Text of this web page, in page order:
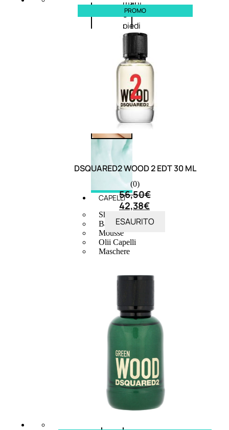
mani
e
piedi
Trattamento
unghie
Trattamento
anticellulite
Cofanetti
trattamento
corpo
CAPELLI
Shampoo
Balsamo
Mousse
Olii Capelli
Maschere
Sieri e Cristalli
Spray
Cera e Crema
Gel Capelli
Colorazione
Shampoo
Balsamo
Mousse
PROMO
DSQUARED2 WOOD 2 EDT 30 ML
(0)
56,50€
42,38€
ESAURITO